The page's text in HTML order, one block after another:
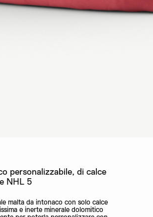
personalizzabile, di calce
NHL 5
malta da intonaco con solo calce
e inerte minerale dolomitico